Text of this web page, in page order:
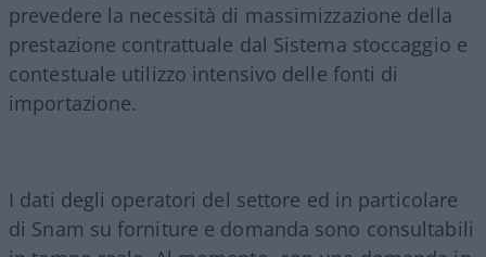
prevedere la necessità di massimizzazione della
prestazione contrattuale dal Sistema stoccaggio e
contestuale utilizzo intensivo delle fonti di
importazione.
I dati degli operatori del settore ed in particolare
di Snam su forniture e domanda sono consultabili